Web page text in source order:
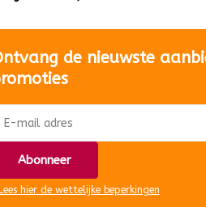
de nieuwste
Abonneer
hier de wettelijke beperkingen